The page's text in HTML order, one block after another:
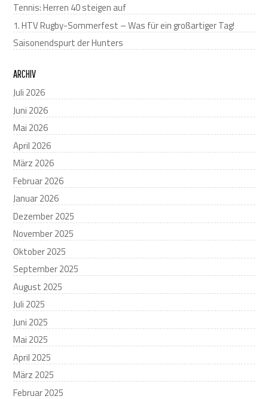
Tennis: Herren 40 steigen auf
1. HTV Rugby-Sommerfest – Was für ein großartiger Tag!
Saisonendspurt der Hunters
ARCHIV
Juli 2026
Juni 2026
Mai 2026
April 2026
März 2026
Februar 2026
Januar 2026
Dezember 2025
November 2025
Oktober 2025
September 2025
August 2025
Juli 2025
Juni 2025
Mai 2025
April 2025
März 2025
Februar 2025